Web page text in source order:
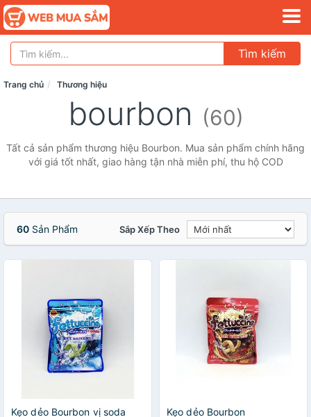
Tìm kiếm
Trang chủ Thương hiệu
bourbon (60)
Tất cả sản phẩm thương hiệu Bourbon. Mua sản phẩm chính hãng
với giá tốt nhất, giao hàng tận nhà miễn phí, thu hộ COD
60 Sản Phẩm Sắp Xếp Theo
Kẹo dẻo Bourbon vị soda
Kẹo dẻo Bourbon